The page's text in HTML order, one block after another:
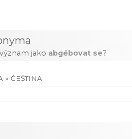
jako abgébovat se?
» ČEŠTINA